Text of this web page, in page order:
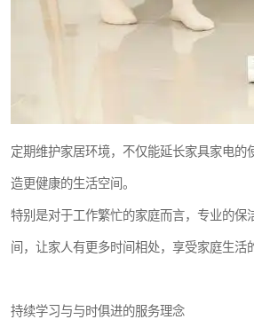
定期维护家居环境，不仅能延长家具家电的
造更健康的生活空间。
特别是对于工作繁忙的家庭而言，专业的保
间，让家人有更多时间相处，享受家庭生活
持续学习与与时俱进的服务理念